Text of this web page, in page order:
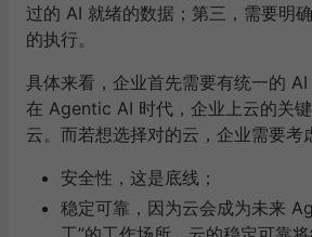
过的 AI 就绪的数据；第三，需要明
的执行。
具体来看，企业首先需要有统一的 AI
在 Agentic AI 时代，企业上云的关
云。而若想选择对的云，企业需要考
安全性，这是底线；
稳定可靠，因为云会成为未来